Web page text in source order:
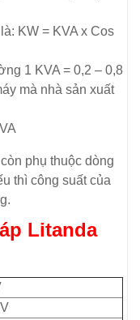
KW = KVA x Cos
1 KVA = 0,2 – 0,8
mà nhà sản xuất
phụ thuộc dòng
thì công suất của
Litanda